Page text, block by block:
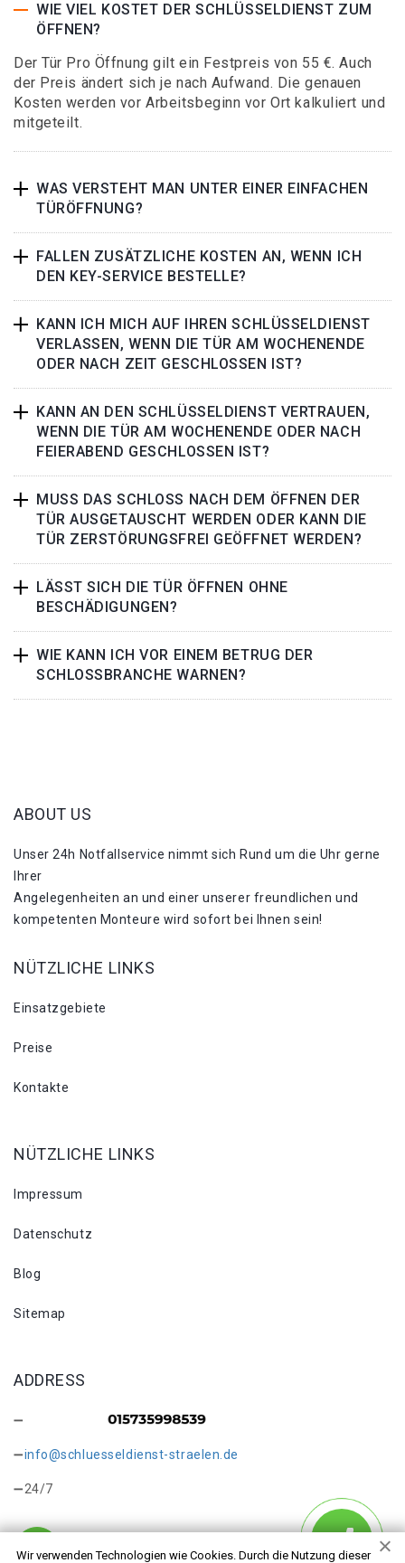
WIE VIEL KOSTET DER SCHLÜSSELDIENST ZUM
ÖFFNEN?
Der Tür Pro Öffnung gilt ein Festpreis von 55 €. Auch
der Preis ändert sich je nach Aufwand. Die genauen
Kosten werden vor Arbeitsbeginn vor Ort kalkuliert und
mitgeteilt.
WAS VERSTEHT MAN UNTER EINER EINFACHEN
TÜRÖFFNUNG?
FALLEN ZUSÄTZLICHE KOSTEN AN, WENN ICH
DEN KEY-SERVICE BESTELLE?
KANN ICH MICH AUF IHREN SCHLÜSSELDIENST
VERLASSEN, WENN DIE TÜR AM WOCHENENDE
ODER NACH ZEIT GESCHLOSSEN IST?
KANN AN DEN SCHLÜSSELDIENST VERTRAUEN,
WENN DIE TÜR AM WOCHENENDE ODER NACH
FEIERABEND GESCHLOSSEN IST?
MUSS DAS SCHLOSS NACH DEM ÖFFNEN DER
TÜR AUSGETAUSCHT WERDEN ODER KANN DIE
TÜR ZERSTÖRUNGSFREI GEÖFFNET WERDEN?
LÄSST SICH DIE TÜR ÖFFNEN OHNE
BESCHÄDIGUNGEN?
WIE KANN ICH VOR EINEM BETRUG DER
SCHLOSSBRANCHE WARNEN?
Wir verwenden Technologien wie Cookies. Durch die Nutzung dieser
ABOUT US
Unser 24h Notfallservice nimmt sich Rund um die Uhr gerne
Ihrer
Angelegenheiten an und einer unserer freundlichen und
kompetenten Monteure wird sofort bei Ihnen sein!
NÜTZLICHE LINKS
Einsatzgebiete
Preise
Kontakte
NÜTZLICHE LINKS
Impressum
Datenschutz
Blog
Sitemap
ADDRESS
info@schluesseldienst-straelen.de
24/7